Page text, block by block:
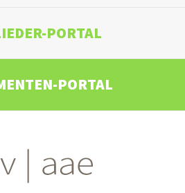
PORTAL
PORTAL